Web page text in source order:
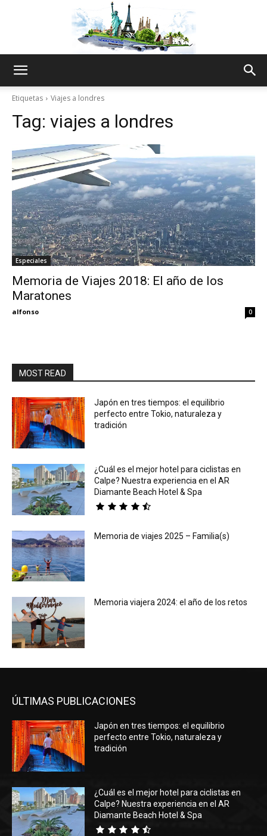
Thru
My
Etiquetas Viajes a londres
Tag: viajes a londres
Especiales
Memoria de Viajes 2018: El año de los
Maratones
alfonso 0
MOST READ
Japón en tres tiempos: el equilibrio
perfecto entre Tokio, naturaleza y
tradición
¿Cuál es el mejor hotel para ciclistas en
Calpe? Nuestra experiencia en el AR
Diamante Beach Hotel & Spa
Memoria de viajes 2025 – Familia(s)
Memoria viajera 2024: el año de los retos
ÚLTIMAS PUBLICACIONES
Japón en tres tiempos: el equilibrio
perfecto entre Tokio, naturaleza y
tradición
¿Cuál es el mejor hotel para ciclistas en
Calpe? Nuestra experiencia en el AR
Diamante Beach Hotel & Spa